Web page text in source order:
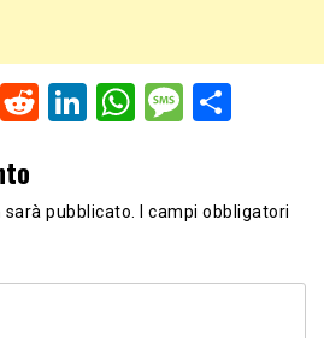
EmailRedditLinkedIn
WhatsApp
sarà pubblicato.
I campi obbligatori